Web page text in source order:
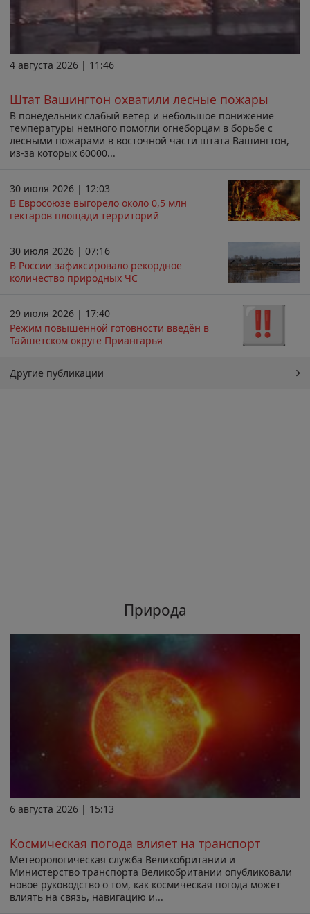
4 августа 2026 | 11:46
Штат Вашингтон охватили лесные пожары
В понедельник слабый ветер и небольшое понижение
температуры немного помогли огнеборцам в борьбе с
лесными пожарами в восточной части штата Вашингтон,
из-за которых 60000...
30 июля 2026 | 12:03
В Евросоюзе выгорело около 0,5 млн
гектаров площади территорий
30 июля 2026 | 07:16
В России зафиксировало рекордное
количество природных ЧС
29 июля 2026 | 17:40
Режим повышенной готовности введён в
Тайшетском округе Приангарья
Другие публикации
Природа
6 августа 2026 | 15:13
Космическая погода влияет на транспорт
Метеорологическая служба Великобритании и
Министерство транспорта Великобритании опубликовали
новое руководство о том, как космическая погода может
влиять на связь, навигацию и...